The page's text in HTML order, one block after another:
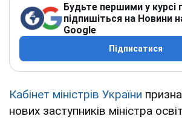
Будьте першими у курсі
підпишіться на Новини
Google
Підписатися
Кабінет міністрів України
нових заступників міністра